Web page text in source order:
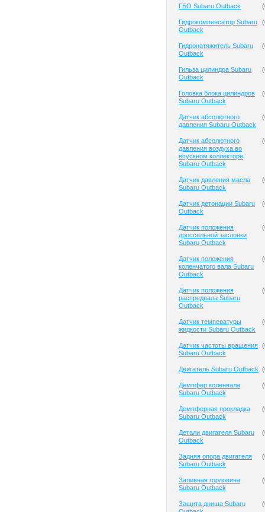
ГБО Subaru Outback (
Гидрокомпенсатор Subaru
Outback
(
Гидронатяжитель Subaru
Outback
(
Гильза цилиндра Subaru
Outback
(
Головка блока цилиндров
Subaru Outback
(
Датчик абсолютного
давления Subaru Outback
(
Датчик абсолютного
давления воздуха во
впускном коллекторе
Subaru Outback
(
Датчик давления масла
Subaru Outback
(
Датчик детонации Subaru
Outback
(
Датчик положения
дроссельной заслонки
Subaru Outback
(
Датчик положения
коленчатого вала Subaru
Outback
(
Датчик положения
распредвала Subaru
Outback
(
Датчик температуры
жидкости Subaru Outback
(
Датчик частоты вращения
Subaru Outback
(
Двигатель Subaru Outback (
Демпфер коленвала
Subaru Outback
(
Демпферная прокладка
Subaru Outback
(
Детали двигателя Subaru
Outback
(
Задняя опора двигателя
Subaru Outback
(
Заливная горловина
Subaru Outback
(
Защита днища Subaru
(